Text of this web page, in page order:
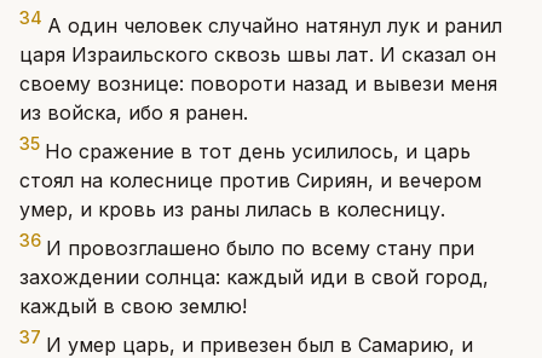
34 А один человек случайно натянул лук и ранил
царя Израильского сквозь швы лат. И сказал он
своему вознице: повороти назад и вывези меня
из войска, ибо я ранен.
35 Но сражение в тот день усилилось, и царь
стоял на колеснице против Сириян, и вечером
умер, и кровь из раны лилась в колесницу.
36 И провозглашено было по всему стану при
захождении солнца: каждый иди в свой город,
каждый в свою землю!
37 И умер царь, и привезен был в Самарию, и